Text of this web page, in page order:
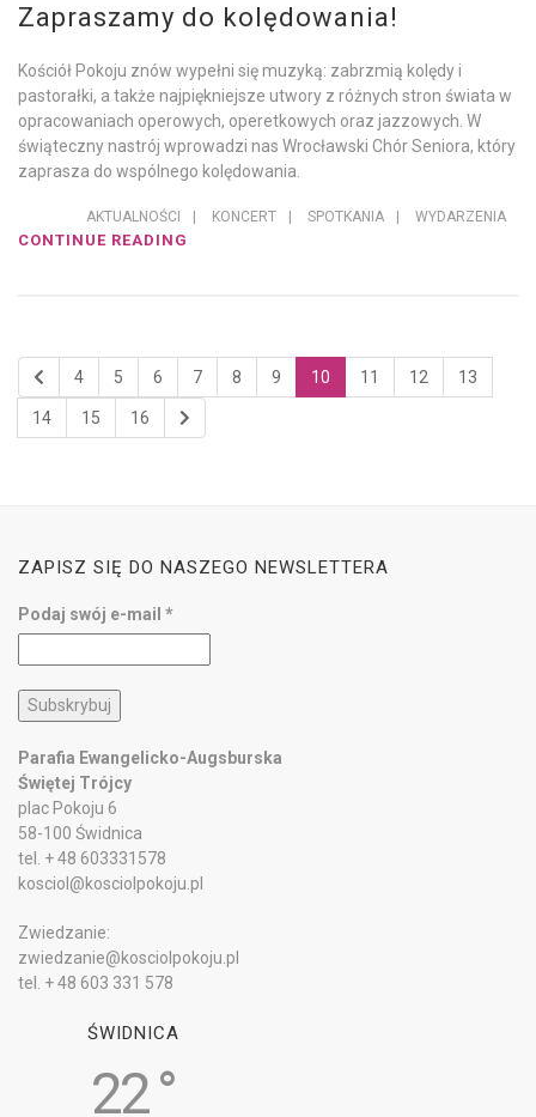
Zapraszamy do kolędowania!
Kościół Pokoju znów wypełni się muzyką: zabrzmią kolędy i
pastorałki, a także najpiękniejsze utwory z różnych stron świata w
opracowaniach operowych, operetkowych oraz jazzowych. W
świąteczny nastrój wprowadzi nas Wrocławski Chór Seniora, który
zaprasza do wspólnego kolędowania.
AKTUALNOŚCI | KONCERT | SPOTKANIA | WYDARZENIA
CONTINUE READING
4 5 6 7 8 9 10 11 12 13
14 15 16
ZAPISZ SIĘ DO NASZEGO NEWSLETTERA
Podaj swój e-mail *
Parafia Ewangelicko-Augsburska
Świętej Trójcy
plac Pokoju 6
58-100 Świdnica
tel. + 48 603331578
kosciol@kosciolpokoju.pl
Zwiedzanie:
zwiedzanie@kosciolpokoju.pl
tel. + 48 603 331 578
ŚWIDNICA
22 °